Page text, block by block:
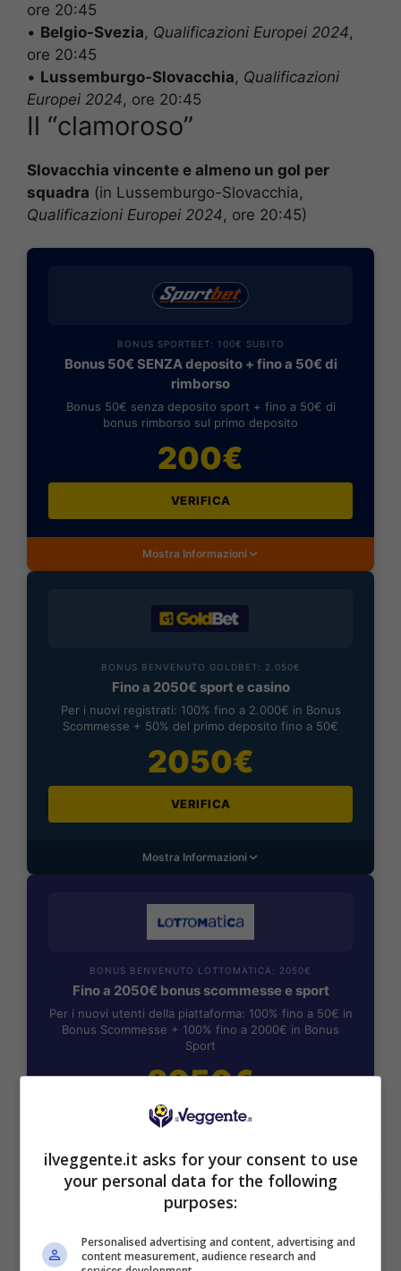
ore 20:45
• Belgio-Svezia, Qualificazioni Europei 2024,
ore 20:45
• Lussemburgo-Slovacchia, Qualificazioni
Europei 2024, ore 20:45
Il “clamoroso”
Slovacchia vincente e almeno un gol per
squadra (in Lussemburgo-Slovacchia,
Qualificazioni Europei 2024, ore 20:45)
BONUS SPORTBET: 100€ SUBITO
Bonus 50€ SENZA deposito + fino a 50€ di
rimborso
Bonus 50€ senza deposito sport + fino a 50€ di
bonus rimborso sul primo deposito
200€
VERIFICA
Mostra Informazioni
BONUS BENVENUTO GOLDBET: 2.050€
Fino a 2050€ sport e casino
Per i nuovi registrati: 100% fino a 2.000€ in Bonus
Scommesse + 50% del primo deposito fino a 50€
2050€
VERIFICA
Mostra Informazioni
BONUS BENVENUTO LOTTOMATICA: 2050€
Fino a 2050€ bonus scommesse e sport
Per i nuovi utenti della piattaforma: 100% fino a 50€ in
Bonus Scommesse + 100% fino a 2000€ in Bonus
Sport
2050€
VERIFICA
Mostra Informazioni
SNAI
ilveggente.it asks for your consent to use
your personal data for the following
purposes:
Personalised advertising and content, advertising and
content measurement, audience research and